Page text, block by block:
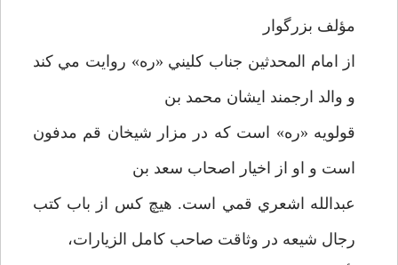
مؤلف بزرگوار
از امام المحدثين جناب کليني «ره» روايت مي کند
و والد ارجمند ايشان محمد بن
قولويه «ره» است که در مزار شيخان قم مدفون
است و او از اخيار اصحاب سعد بن
عبدالله اشعري قمي است. هيچ کس از باب کتب
رجال شيعه در وثاقت صاحب کامل الزيارات،